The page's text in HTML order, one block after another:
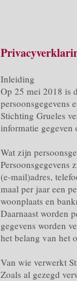
Inleiding
Op 25 mei 2018 is
persoonsgegevens
Stichting Grueles
informatie gegeven
Wat zijn
Persoonsgegevens
(e-mail)adres,
maal per jaar een
woonplaats en
Daarnaast worden
gegevens worden
het belang van het
Van wie verwerkt
Zoals al gezegd